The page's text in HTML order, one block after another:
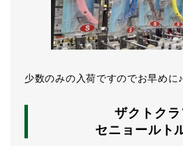
少数のみの入荷ですのでお早めに♪
ザクトクラ
セニョールト